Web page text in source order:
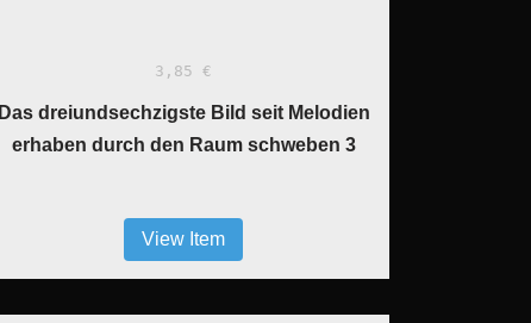
3,85 €
Das dreiundsechzigste Bild seit Melodien
erhaben durch den Raum schweben 3
View Item